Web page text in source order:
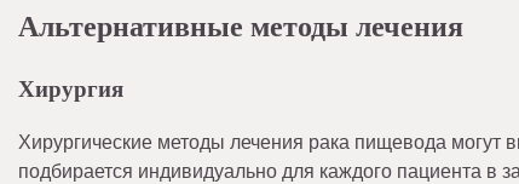
Альтернативные методы лечения
Хирургия
Хирургические методы лечения рака пищевода могут
подбирается индивидуально для каждого пациента в